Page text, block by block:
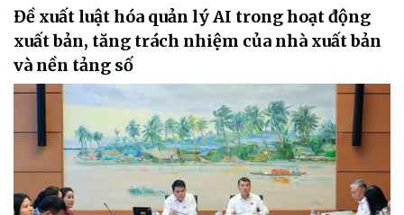
Đề xuất luật hóa quản lý AI trong hoạt động
xuất bản, tăng trách nhiệm của nhà xuất bản
và nền tảng số